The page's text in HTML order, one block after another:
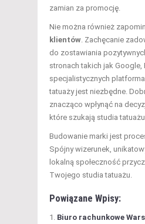
zamian za promocję.
Nie można również
klientów . Zachęcanie
do zostawiania
stronach takich jak Google,
specjalistycznych
tatuaży jest niezbędne.
znacząco wpłynąć na
które szukają studia tatuażu.
Budowanie marki jest
Spójny wizerunek,
lokalną społeczność
Twojego studia tatuażu.
Powiązane Wpisy:
Biuro rachunkowe